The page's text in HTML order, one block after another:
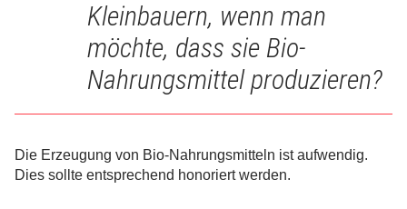
Kleinbauern, wenn man
möchte, dass sie Bio-
Nahrungsmittel produzieren?
Die Erzeugung von Bio-Nahrungsmitteln ist aufwendig.
Dies sollte entsprechend honoriert werden.